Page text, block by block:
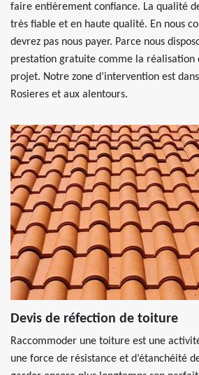
faire entièrement confiance. La qualité
très fiable et en haute qualité. En nous
devrez pas nous payer. Parce nous
prestation gratuite comme la réalisation
projet. Notre zone d’intervention est
Rosieres et aux alentours.
Devis de réfection de toiture
Raccommoder une toiture est une
une force de résistance et d’étanchéité